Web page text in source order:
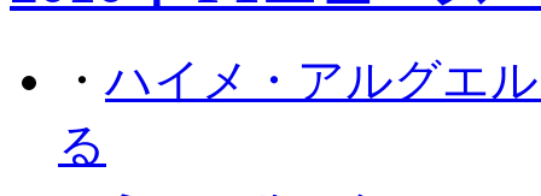
・ハイメ・アルグエ
る